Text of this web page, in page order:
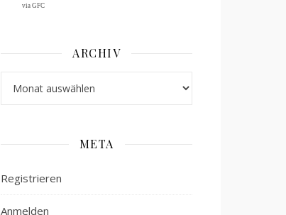
via GFC
ARCHIV
META
Registrieren
Anmelden